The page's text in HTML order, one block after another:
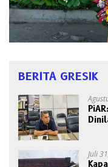
BERITA GRESIK
Juli